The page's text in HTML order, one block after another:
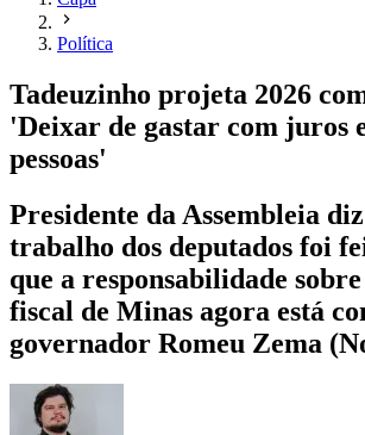
Política
Tadeuzinho projeta 2026
'Deixar de gastar com juros
pessoas'
Presidente da Assembleia
trabalho dos deputados foi
que a responsabilidade
fiscal de Minas agora está
governador Romeu Zema